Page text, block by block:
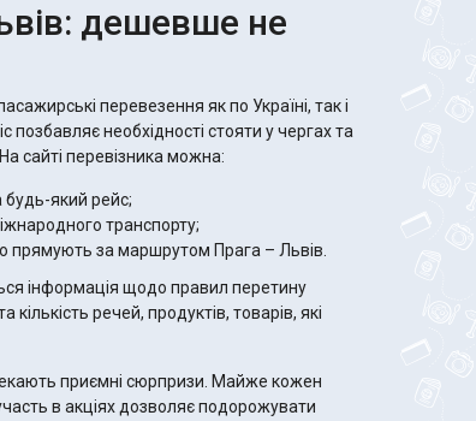
дешевше не
перевезення як по Україні, так і
позбавляє необхідності стояти у чергах та
сайті перевізника можна:
будь-який рейс;
транспорту;
прямують за маршрутом Прага – Львів.
інформація щодо правил перетину
речей, продуктів, товарів, які
чекають приємні сюрпризи. Майже кожен
в акціях дозволяє подорожувати